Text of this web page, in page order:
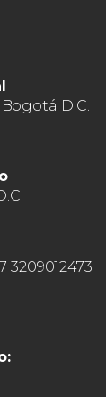
Bogotá D.C.
3209012473